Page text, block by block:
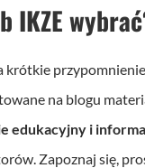
IKZE
krótkie
na blogu
edukacyjny i
Zapoznaj się,